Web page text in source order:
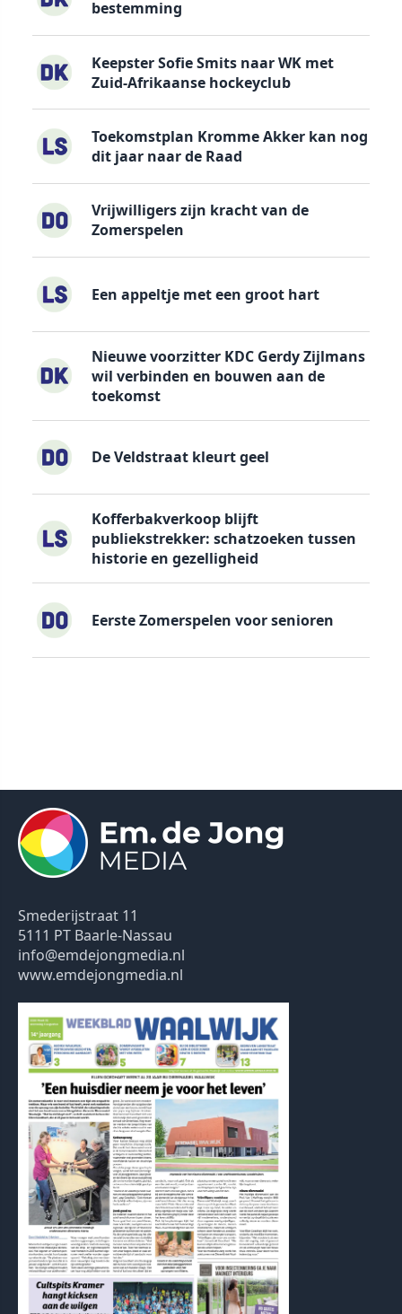
bestemming
Keepster Sofie Smits naar WK met
Zuid-Afrikaanse hockeyclub
Toekomstplan Kromme Akker kan nog
dit jaar naar de Raad
Vrijwilligers zijn kracht van de
Zomerspelen
Een appeltje met een groot hart
Nieuwe voorzitter KDC Gerdy Zijlmans
wil verbinden en bouwen aan de
toekomst
De Veldstraat kleurt geel
Kofferbakverkoop blijft
publiekstrekker: schatzoeken tussen
historie en gezelligheid
Eerste Zomerspelen voor senioren
Smederijstraat 11
5111 PT Baarle-Nassau
info@emdejongmedia.nl
www.emdejongmedia.nl